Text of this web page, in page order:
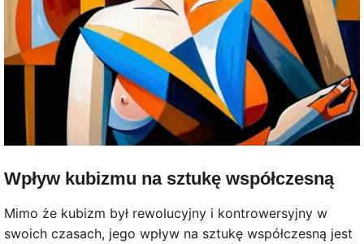
Wpływ kubizmu na sztukę współczesną
Mimo że kubizm był rewolucyjny i kontrowersyjny w
swoich czasach, jego wpływ na sztukę współczesną jest